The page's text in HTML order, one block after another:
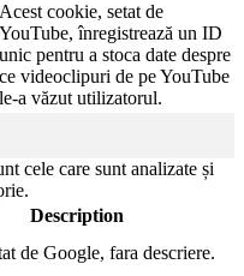
Acest cookie, setat de
YouTube, înregistrează un ID
unic pentru a stoca date despre
ce videoclipuri de pe YouTube
le-a văzut utilizatorul.
cele care sunt analizate și
Description
de Google, fara descriere.